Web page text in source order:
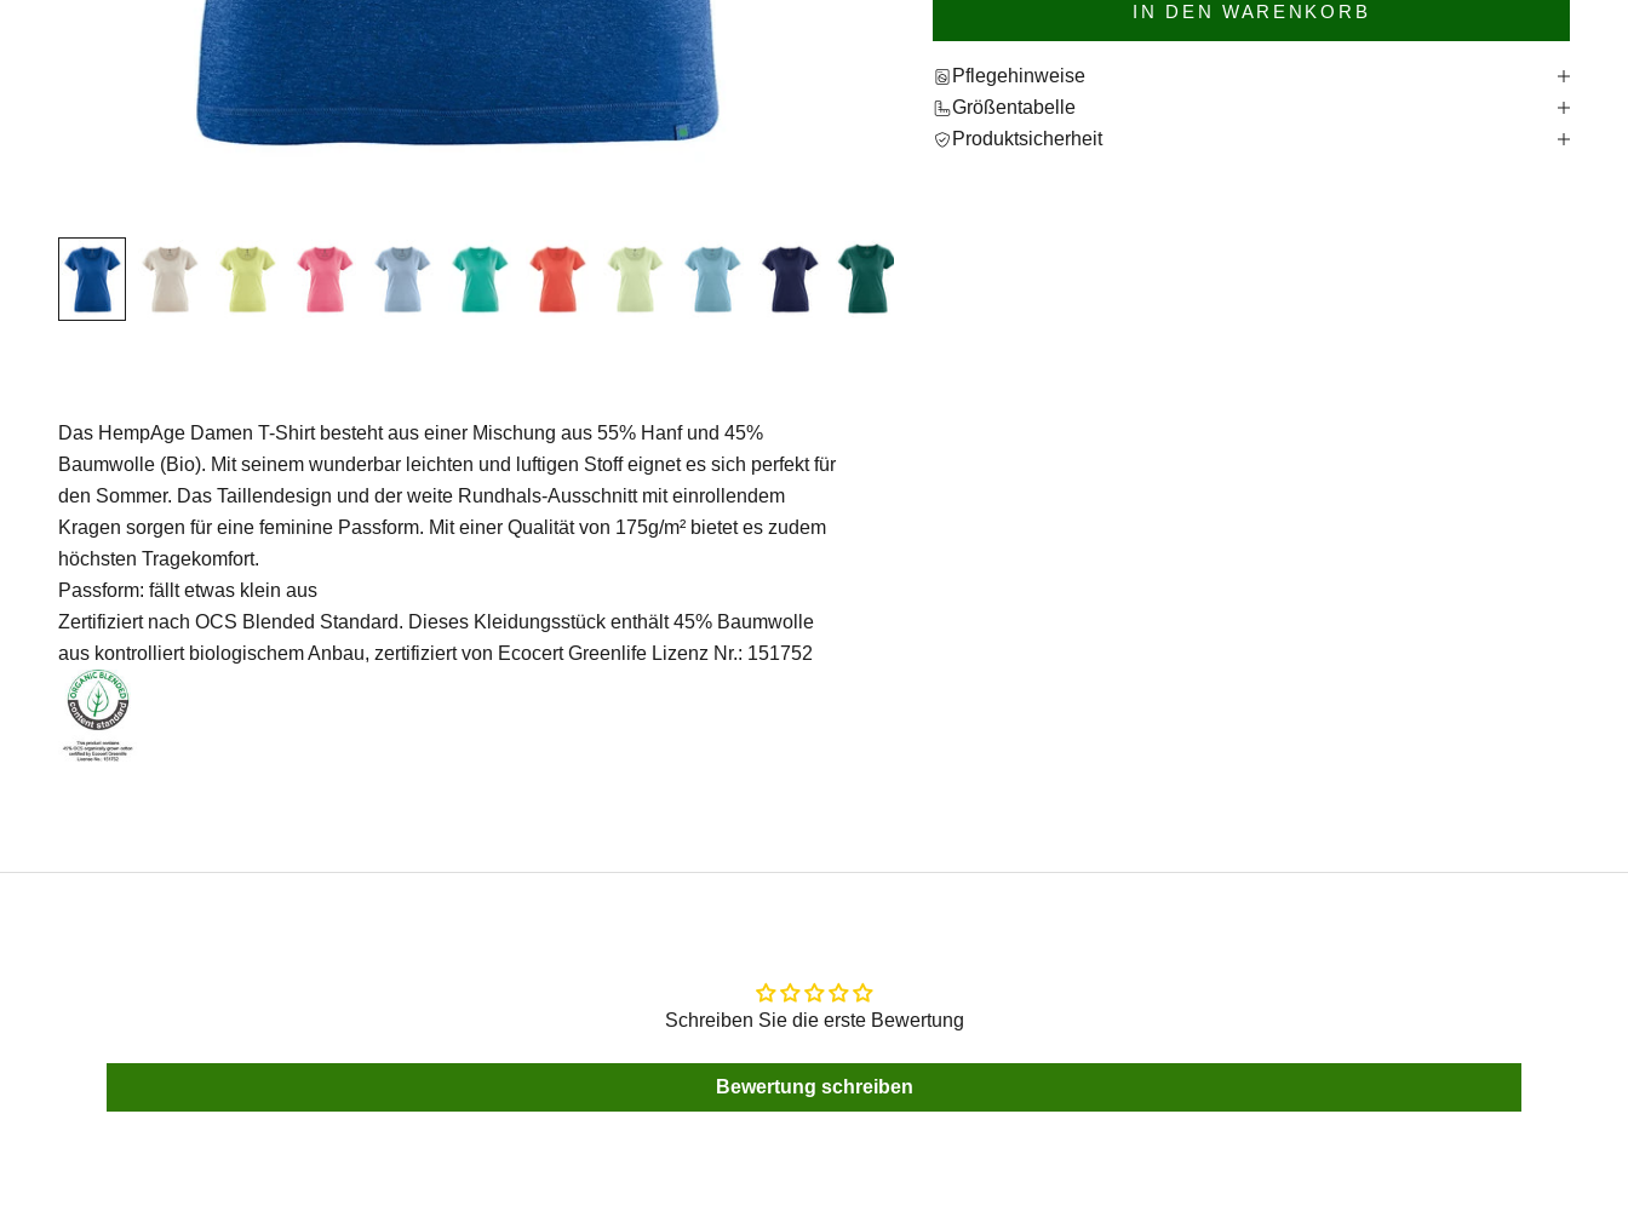
IN DEN WARENKORB
Pflegehinweise
Größentabelle
Produktsicherheit
Das HempAge Damen T-Shirt besteht aus einer Mischung aus 55% Hanf und 45%
Baumwolle (Bio). Mit seinem wunderbar leichten und luftigen Stoff eignet es sich perfekt für
den Sommer. Das Taillendesign und der weite Rundhals-Ausschnitt mit einrollendem
Kragen sorgen für eine feminine Passform. Mit einer Qualität von 175g/m² bietet es zudem
höchsten Tragekomfort.
Passform: fällt etwas klein aus
Zertifiziert nach OCS Blended Standard. Dieses Kleidungsstück enthält 45% Baumwolle
aus kontrolliert biologischem Anbau, zertifiziert von Ecocert Greenlife Lizenz Nr.: 151752
Schreiben Sie die erste Bewertung
Bewertung schreiben